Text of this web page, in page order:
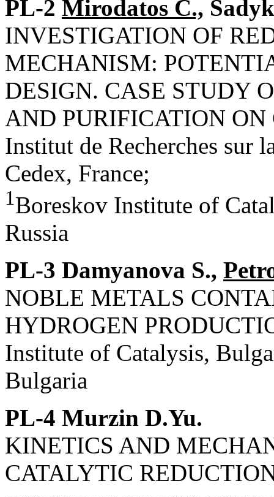
PL-2 Mirodatos C.,
INVESTIGATION OF
MECHANISM:
DESIGN. CASE STUDY
AND PURIFICATION
Institut de Recherches sur
Cedex, France;
1Boreskov Institute of
Russia
PL-3 Damyanova S.,
NOBLE METALS
HYDROGEN
Institute of Catalysis,
Bulgaria
PL-4 Murzin D.Yu.
KINETICS AND
CATALYTIC